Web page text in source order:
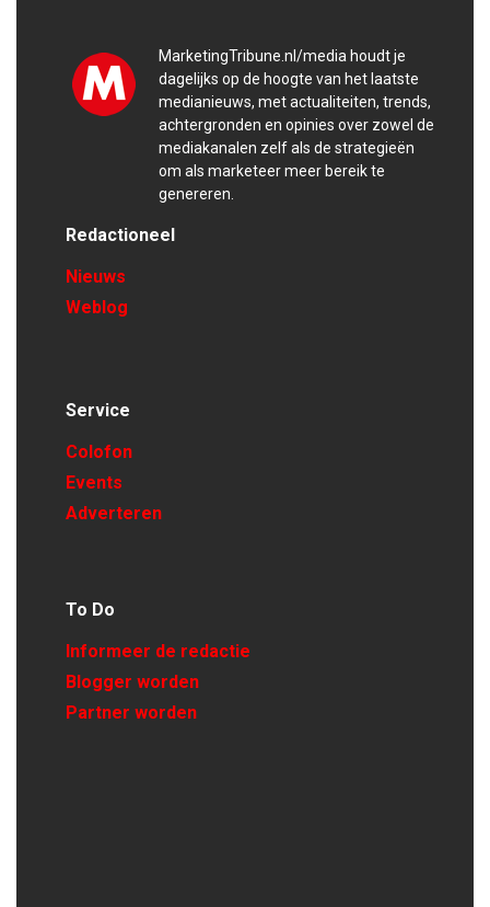
MarketingTribune.nl/media houdt je
dagelijks op de hoogte van het laatste
medianieuws, met actualiteiten, trends,
achtergronden en opinies over zowel de
mediakanalen zelf als de strategieën
om als marketeer meer bereik te
genereren.
Redactioneel
Nieuws
Weblog
Service
Colofon
Events
Adverteren
To Do
Informeer de redactie
Blogger worden
Partner worden